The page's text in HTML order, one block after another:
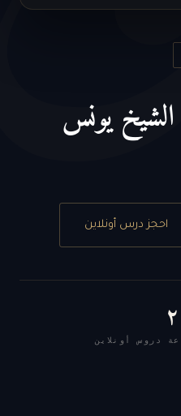
الشيخ يونس
احجز درس أونلاين
دروس أونلاين